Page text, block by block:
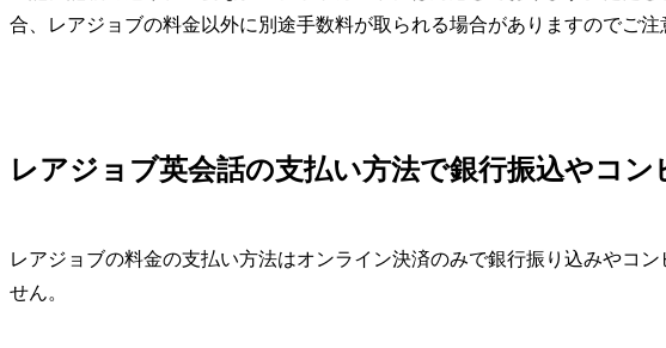
合、レアジョブの料金以外に別途手数料が取られる場合がありますのでご注
レアジョブ英会話の支払い方法で銀行振込やコン
レアジョブの料金の支払い方法はオンライン決済のみで銀行振り込みやコ
せん。